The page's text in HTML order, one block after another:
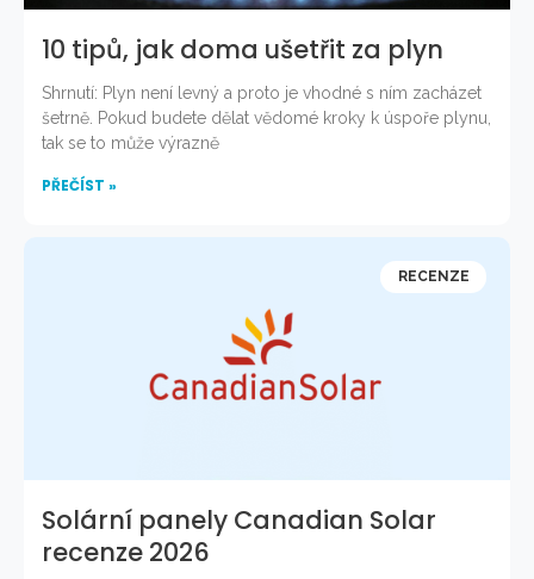
10 tipů, jak doma ušetřit za plyn
Shrnutí: Plyn není levný a proto je vhodné s ním zacházet
šetrně. Pokud budete dělat vědomé kroky k úspoře plynu,
tak se to může výrazně
PŘEČÍST »
RECENZE
Solární panely Canadian Solar
recenze 2026